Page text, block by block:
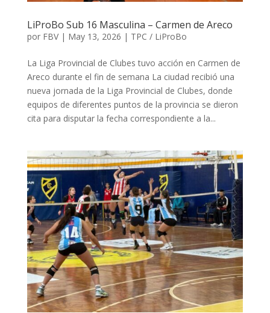
LiProBo Sub 16 Masculina – Carmen de Areco
por FBV| May 13, 2026 | TPC / LiProBo
La Liga Provincial de Clubes tuvo acción en Carmen de
Areco durante el fin de semana La ciudad recibió una
nueva jornada de la Liga Provincial de Clubes, donde
equipos de diferentes puntos de la provincia se dieron
cita para disputar la fecha correspondiente a la...